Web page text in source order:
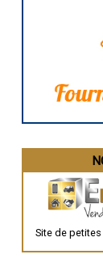
Site de